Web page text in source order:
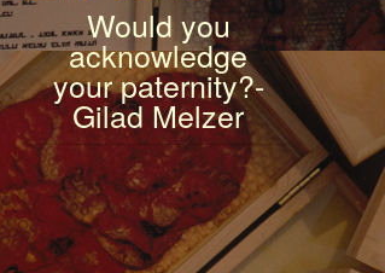
Would you
acknowledge
your paternity?-
Gilad Melzer